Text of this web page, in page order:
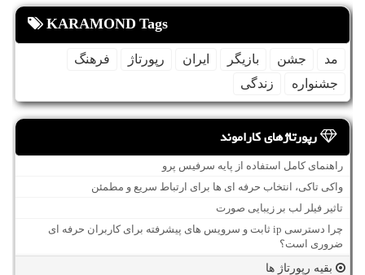
KARAMOND Tags
مد جشن بازیگر ایران رپورتاژ
فرهنگ
جشنواره
زندگی
رپورتاژهای کاراموند
راهنمای کامل استفاده از پایه سرفیس پرو
واکی تاکی، انتخاب حرفه ای ها برای ارتباط سریع و مطمئن
تاثیر فیلر لب بر زیبایی صورت
چرا دسترسی ip ثابت و سرویس های پیشرفته برای کاربران حرفه ای
ضروری است؟
بقیه رپورتاژ ها